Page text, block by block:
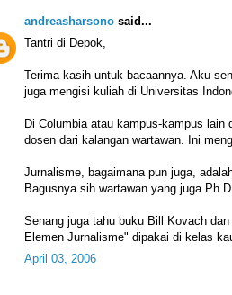
andreasharsono said...
Tantri di Depok,
Terima kasih untuk bacaannya. Aku
juga mengisi kuliah di Universitas
Di Columbia atau kampus-kampus lain
dosen dari kalangan wartawan. Ini
Jurnalisme, bagaimana pun juga,
Bagusnya sih wartawan yang juga
Senang juga tahu buku Bill Kovach
Elemen Jurnalisme" dipakai di kelas
April 03, 2006